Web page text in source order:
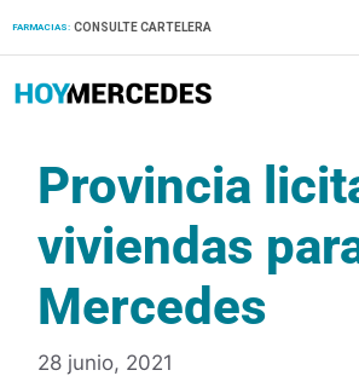
FARMACIAS: CONSULTE CARTELERA
Provincia
viviendas
Mercedes
28 junio, 2021